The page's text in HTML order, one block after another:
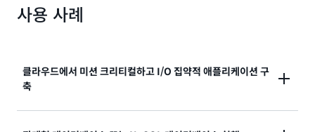
이터를 보호합니다. Amazon EBS 스냅샷은 재해 복구
AWS는 Amazon Data Lifecycle Manager와의 통합
을 통해 스냅샷의 수명 주기 관리를 더욱 간소화합니다.
사용 사례
클라우드에서 미션 크리티컬하고 I/O 집약적 애플리케이션 구
축